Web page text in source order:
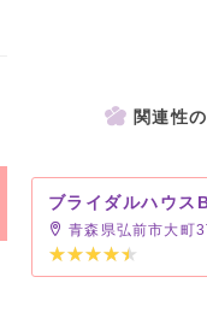
関連性
青森県弘前市大町3丁